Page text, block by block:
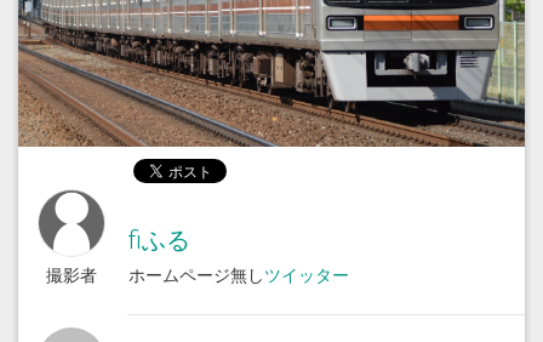
撮影者
fiふる
ホームページ無しツイッター